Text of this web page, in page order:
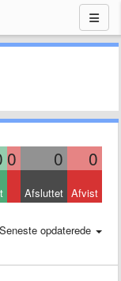
0 0 0
Afsluttet Afvist
Seneste opdaterede